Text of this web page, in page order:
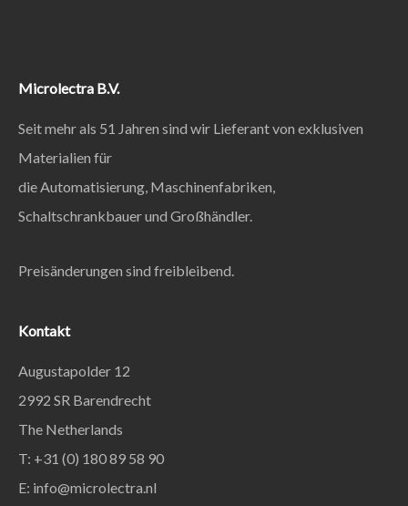
Microlectra B.V.
Seit mehr als 51 Jahren sind wir Lieferant von exklusiven
Materialien für
die Automatisierung, Maschinenfabriken,
Schaltschrankbauer und Großhändler.
Preisänderungen sind freibleibend.
Kontakt
Augustapolder 12
2992 SR Barendrecht
The Netherlands
T: +31 (0) 180 89 58 90
E: info@microlectra.nl